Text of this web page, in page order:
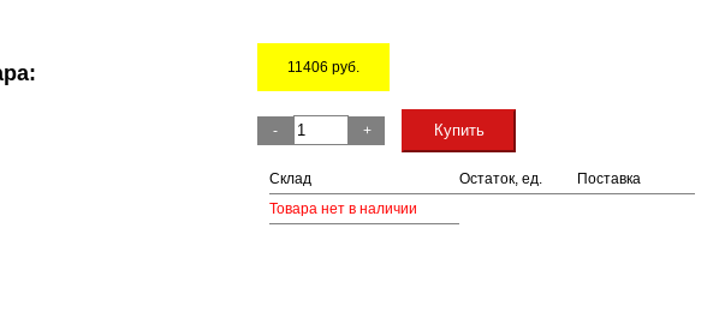
11406 руб.
-
+ Купить
Склад Остаток, ед.
Поставка
Товара нет в наличии